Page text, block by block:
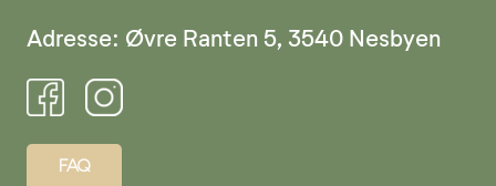
Adresse: Øvre Ranten 5, 3540 Nesbyen
FAQ